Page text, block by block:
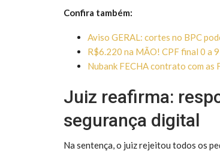
Confira também:
Aviso GERAL: cortes no BPC
R$6.220 na MÃO! CPF final 0 a
Nubank FECHA contrato com as
Juiz reafirma:
segurança digital
Na sentença, o juiz rejeitou todos os